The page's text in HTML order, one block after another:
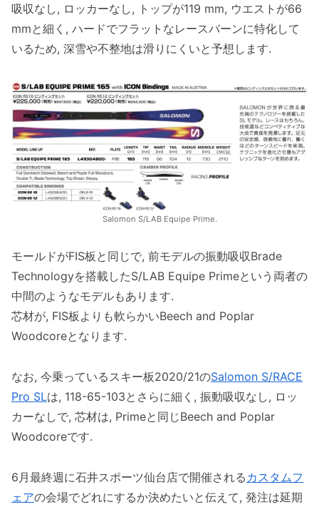
吸収なし, ロッカーなし, トップが119 mm, ウエストが66
mmと細く, ハードでフラットなレースバーンに特化して
いるため, 深雪や不整地は滑りにくいと予想します.
Salomon S/LAB Equipe Prime.
モールドがFIS板と同じで, 前モデルの振動吸収Brade
Technologyを搭載したS/LAB Equipe Primeという両者の
中間のようなモデルもあります.
芯材が, FIS板よりも軟らかいBeech and Poplar
Woodcoreとなります.
なお, 今乗っているスキー板2020/21のSalomon S/RACE
Pro SLは, 118-65-103とさらに細く, 振動吸収なし, ロッ
カーなしで, 芯材は, Primeと同じBeech and Poplar
Woodcoreです.
6月最終週に石井スポーツ仙台店で開催される カスタムフ
ェアの会場でどれにするか決めたいと伝えて, 発注は延期